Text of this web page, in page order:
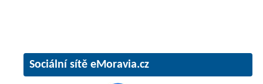
Sociální sítě eMoravia.cz